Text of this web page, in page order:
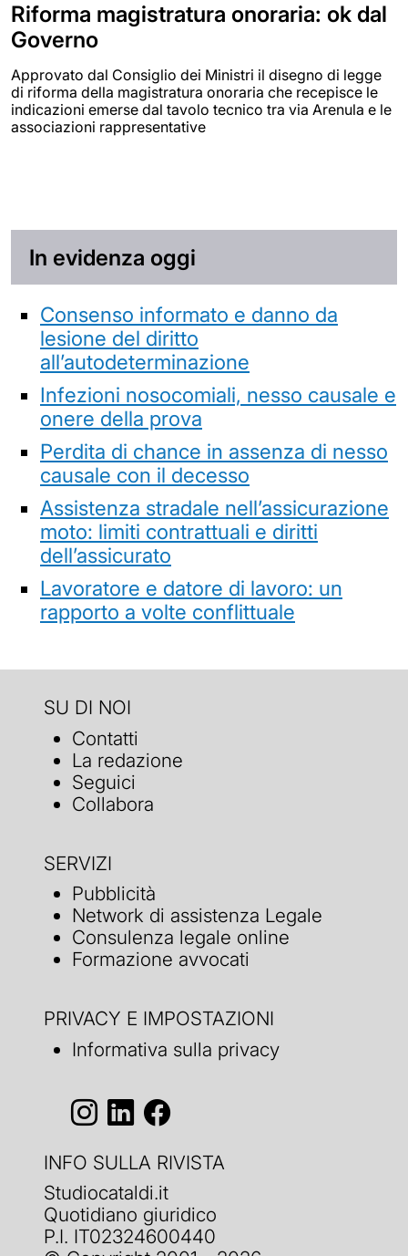
Riforma magistratura onoraria: ok dal
Governo
Approvato dal Consiglio dei Ministri il disegno di legge
di riforma della magistratura onoraria che recepisce le
indicazioni emerse dal tavolo tecnico tra via Arenula e le
associazioni rappresentative
In evidenza oggi
Consenso informato e danno da
lesione del diritto
all’autodeterminazione
Infezioni nosocomiali, nesso causale e
onere della prova
Perdita di chance in assenza di nesso
causale con il decesso
Assistenza stradale nell’assicurazione
moto: limiti contrattuali e diritti
dell’assicurato
Lavoratore e datore di lavoro: un
rapporto a volte conflittuale
SU DI NOI
Contatti
La redazione
Seguici
Collabora
SERVIZI
Pubblicità
Network di assistenza Legale
Consulenza legale online
Formazione avvocati
PRIVACY E IMPOSTAZIONI
Informativa sulla privacy
INFO SULLA RIVISTA
Studiocataldi.it
Quotidiano giuridico
P.I. IT02324600440